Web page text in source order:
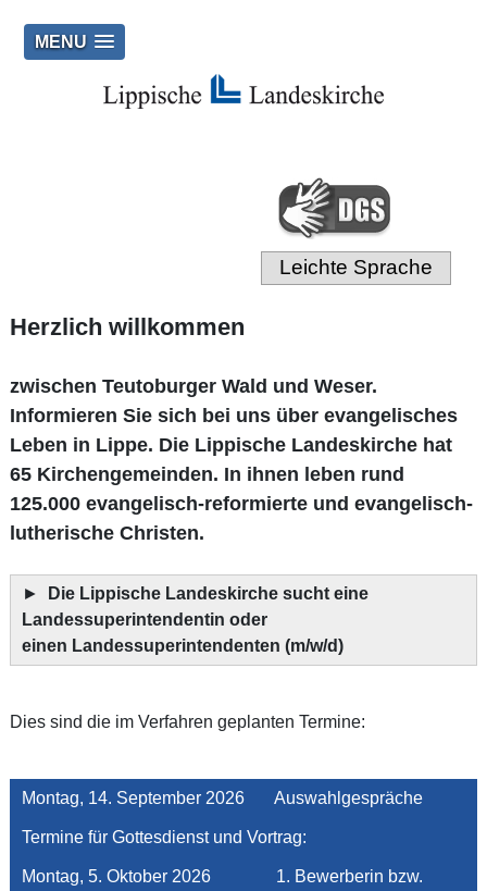
MENU
Leichte Sprache
Herzlich willkommen
zwischen Teutoburger Wald und Weser.
Informieren Sie sich bei uns über evangelisches
Leben in Lippe. Die Lippische Landeskirche hat
65 Kirchengemeinden. In ihnen leben rund
125.000 evangelisch-reformierte und evangelisch-
lutherische Christen.
►
Die Lippische Landeskirche sucht eine
Landessuperintendentin oder
einen Landessuperintendenten (m/w/d)
Dies sind die im Verfahren geplanten Termine:
Montag, 14. September 2026 Auswahlgespräche
Termine für Gottesdienst und Vortrag:
Montag, 5. Oktober 2026 1. Bewerberin bzw.